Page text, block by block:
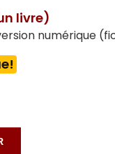
livre)
numérique